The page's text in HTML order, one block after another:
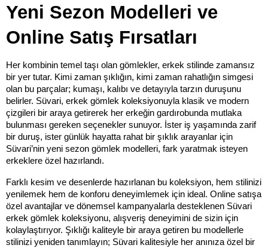
Yeni Sezon Modelleri ve
Online Satış Fırsatları
Her kombinin temel taşı olan gömlekler, erkek stilinde zamansız
bir yer tutar. Kimi zaman şıklığın, kimi zaman rahatlığın simgesi
olan bu parçalar; kumaşı, kalıbı ve detayıyla tarzın duruşunu
belirler. Süvari, erkek gömlek koleksiyonuyla klasik ve modern
çizgileri bir araya getirerek her erkeğin gardırobunda mutlaka
bulunması gereken seçenekler sunuyor. İster iş yaşamında zarif
bir duruş, ister günlük hayatta rahat bir şıklık arayanlar için
Süvari’nin yeni sezon gömlek modelleri, fark yaratmak isteyen
erkeklere özel hazırlandı.
Farklı kesim ve desenlerde hazırlanan bu koleksiyon, hem stilinizi
yenilemek hem de konforu deneyimlemek için ideal. Online satışa
özel avantajlar ve dönemsel kampanyalarla desteklenen Süvari
erkek gömlek koleksiyonu, alışveriş deneyimini de sizin için
kolaylaştırıyor. Şıklığı kaliteyle bir araya getiren bu modellerle
stilinizi yeniden tanımlayın; Süvari kalitesiyle her anınıza özel bir